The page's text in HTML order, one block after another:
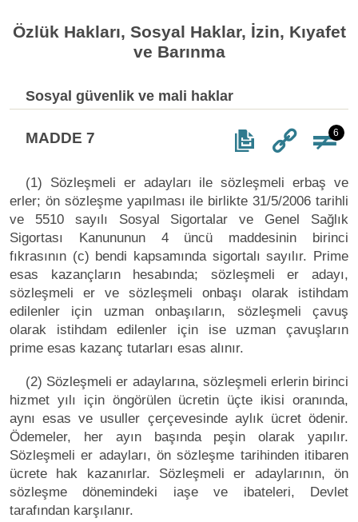
Özlük Hakları, Sosyal Haklar, İzin, Kıyafet
ve Barınma
Sosyal güvenlik ve mali haklar
MADDE 7 6
(1) Sözleşmeli er adayları ile sözleşmeli erbaş ve
erler; ön sözleşme yapılması ile birlikte 31/5/2006 tarihli
ve 5510 sayılı Sosyal Sigortalar ve Genel Sağlık
Sigortası Kanununun 4 üncü maddesinin birinci
fıkrasının (c) bendi kapsamında sigortalı sayılır. Prime
esas kazançların hesabında; sözleşmeli er adayı,
sözleşmeli er ve sözleşmeli onbaşı olarak istihdam
edilenler için uzman onbaşıların, sözleşmeli çavuş
olarak istihdam edilenler için ise uzman çavuşların
prime esas kazanç tutarları esas alınır.
(2) Sözleşmeli er adaylarına, sözleşmeli erlerin birinci
hizmet yılı için öngörülen ücretin üçte ikisi oranında,
aynı esas ve usuller çerçevesinde aylık ücret ödenir.
Ödemeler, her ayın başında peşin olarak yapılır.
Sözleşmeli er adayları, ön sözleşme tarihinden itibaren
ücrete hak kazanırlar. Sözleşmeli er adaylarının, ön
sözleşme dönemindeki iaşe ve ibateleri, Devlet
tarafından karşılanır.